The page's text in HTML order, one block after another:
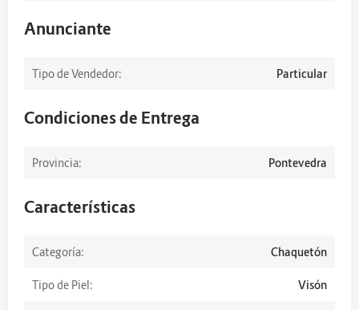
Anunciante
Tipo de Vendedor: Particular
Condiciones de Entrega
Provincia: Pontevedra
Características
Categoría: Chaquetón
Tipo de Piel: Visón